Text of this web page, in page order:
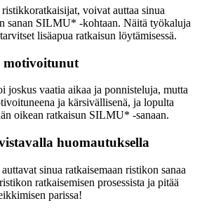
voivat auttaa sinua
sanan SILMU* -kohtaan. Näitä työkaluja
lisäapua ratkaisun löytämisessä.
motivoitunut
joskus vaatia aikaa ja ponnisteluja, mutta
ja kärsivällisenä, ja lopulta
oikean ratkaisun SILMU* -sanaan.
huomautuksella
sinua ratkaisemaan ristikon sanaa
ratkaisemisen prosessista ja pitää
parissa!